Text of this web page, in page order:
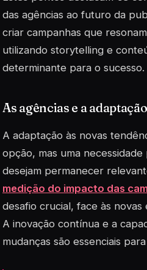
das agências ao futuro da
criar campanhas que
utilizando storytelling e
determinante para o sucesso.
As agências e a
A adaptação às novas
opção, mas uma
desejam permanecer
medição do impacto das
desafio crucial, face às novas
A inovação contínua e a
mudanças são essenciais